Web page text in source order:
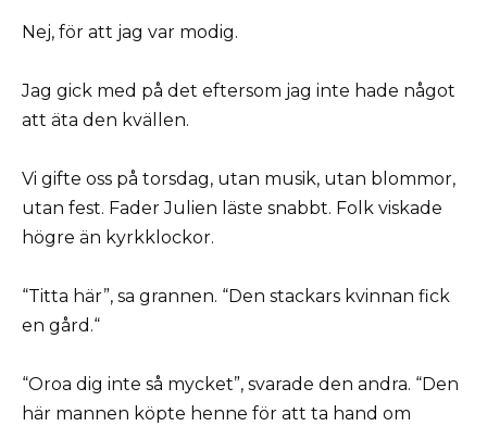
Nej, för att jag var modig.
Jag gick med på det eftersom jag inte hade något
att äta den kvällen.
Vi gifte oss på torsdag, utan musik, utan blommor,
utan fest. Fader Julien läste snabbt. Folk viskade
högre än kyrkklockor.
“Titta här”, sa grannen. “Den stackars kvinnan fick
en gård.“
“Oroa dig inte så mycket”, svarade den andra. “Den
här mannen köpte henne för att ta hand om